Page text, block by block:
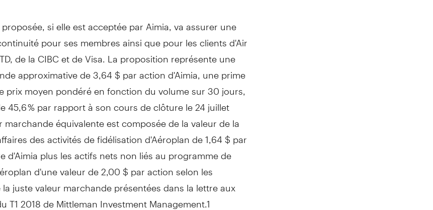
si elle est acceptée par Aimia, va assurer une
pour ses membres ainsi que pour les clients d'Air
de la CIBC et de Visa. La proposition représente une
approximative de 3,64 $ par action d'Aimia, une prime
prix moyen pondéré en fonction du volume sur 30 jours,
45,6 % par rapport à son cours de clôture le 24 juillet
marchande équivalente est composée de la valeur de la
des activités de fidélisation d'Aéroplan de 1,64 $ par
d'Aimia plus les actifs nets non liés au programme de
d'une valeur de 2,00 $ par action selon les
juste valeur marchande présentées dans la lettre aux
T1 2018 de Mittleman Investment Management.1